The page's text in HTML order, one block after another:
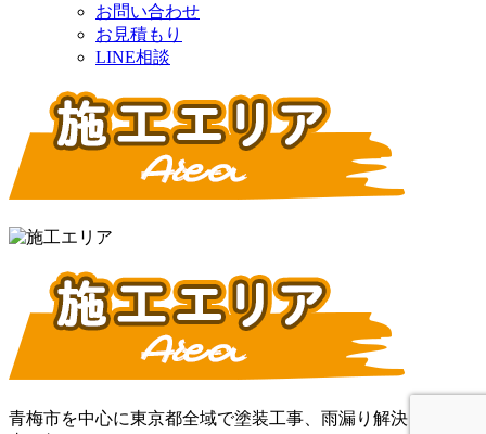
お問い合わせ
お見積もり
LINE相談
青梅市を中心に東京都全域で塗装工事、雨漏り解決･防水工